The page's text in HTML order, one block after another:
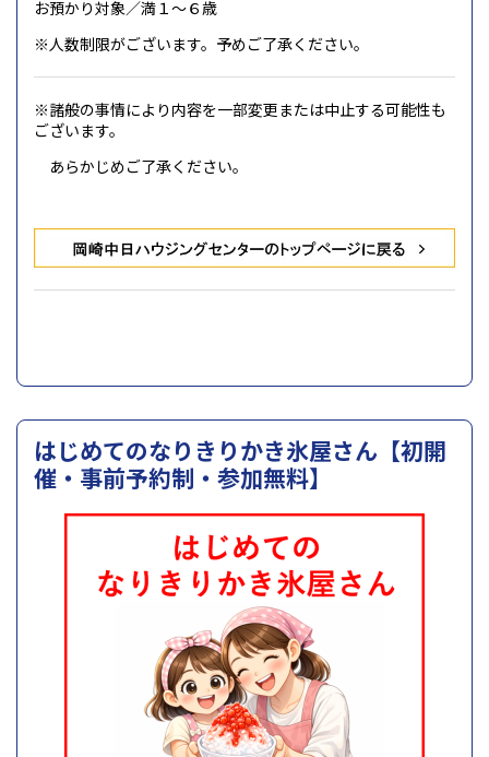
お預かり対象／満１～６歳
※人数制限がございます。予めご了承ください。
※諸般の事情により内容を一部変更または中止する可能性も
ございます。
あらかじめご了承ください。
はじめてのなりきりかき氷屋さん【初開
催・事前予約制・参加無料】